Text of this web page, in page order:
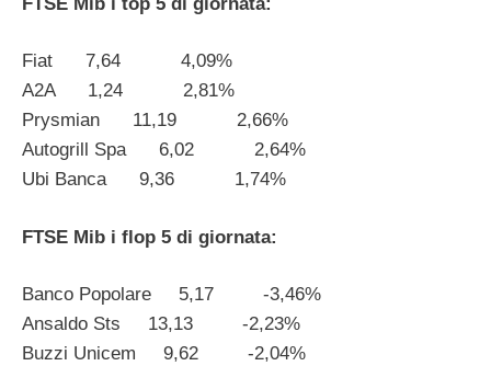
Fiat 7,64 4,09%
A2A 1,24 2,81%
Prysmian 11,19 2,66%
Autogrill Spa 6,02 2,64%
Ubi Banca 9,36 1,74%
FTSE Mib i flop 5 di giornata:
Banco Popolare 5,17 -3,46%
Ansaldo Sts 13,13 -2,23%
Buzzi Unicem 9,62 -2,04%